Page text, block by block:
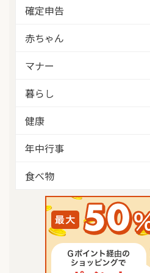
確定申告
赤ちゃん
マナー
暮らし
健康
年中行事
食べ物